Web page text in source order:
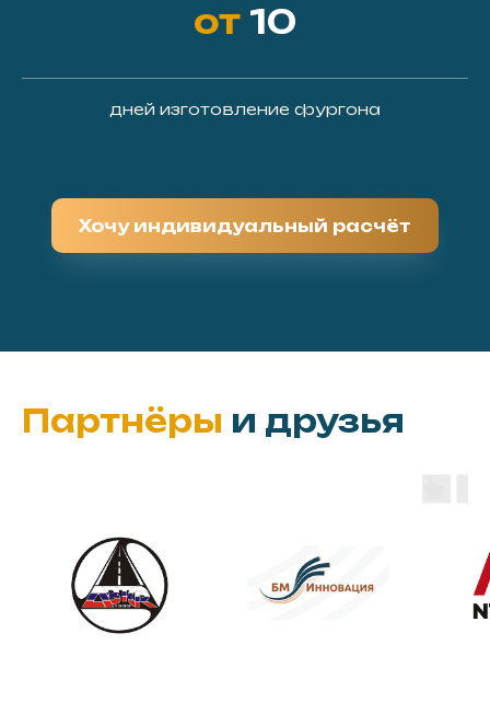
от 10
дней изготовление фургона
Хочу индивидуальный расчёт
Партнёры и друзья